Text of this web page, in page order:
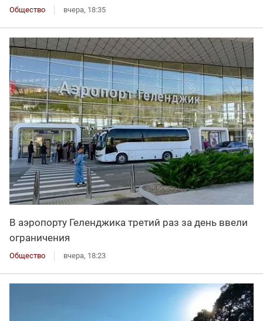
Общество вчера, 18:35
В аэропорту Геленджика третий раз за день ввели
ограничения
Общество вчера, 18:23